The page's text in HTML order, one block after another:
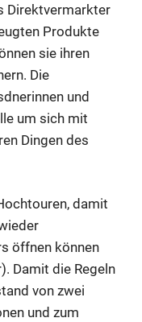
Direktvermarkter
Produkte
sie ihren
Die
und
um sich mit
Dingen des
damit
öffnen können
Damit die Regeln
von zwei
und zum